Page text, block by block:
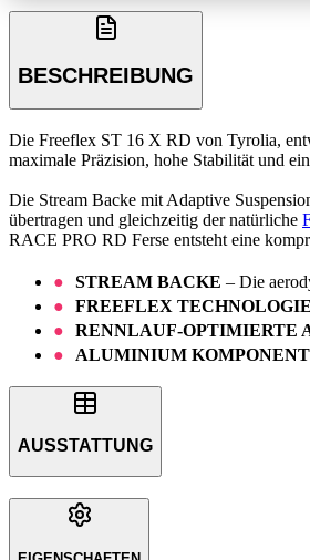
BESCHREIBUNG
Die Freeflex ST 16 X RD von Tyrolia,
maximale Präzision, hohe Stabilität und
Die Stream Backe mit Adaptive
übertragen und gleichzeitig der natürliche
RACE PRO RD Ferse entsteht eine
STREAM BACKE – Die
FREEFLEX TECHNOLOGIE
RENNLAUF-OPTIMIERTE
ALUMINIUM
AUSSTATTUNG